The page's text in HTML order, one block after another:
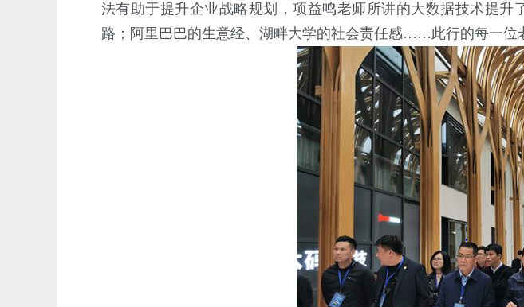
法有助于提升企业战略规划，项益鸣老师所讲的大数据技术提
路；阿里巴巴的生意经、湖畔大学的社会责任感……此行的每一位